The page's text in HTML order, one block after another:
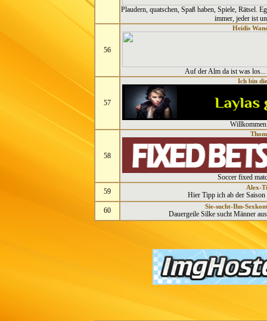
Plaudern, quatschen, Spaß haben, Spiele, Rätsel.
immer, jeder ist
56
Heidis
Auf der Alm da ist was
57
Ich bin
58
Soccer fixed
59
Alex-
Hier Tipp ich ab der
60
Sie-sucht-Ihn-
Dauergeile Silke sucht Männer